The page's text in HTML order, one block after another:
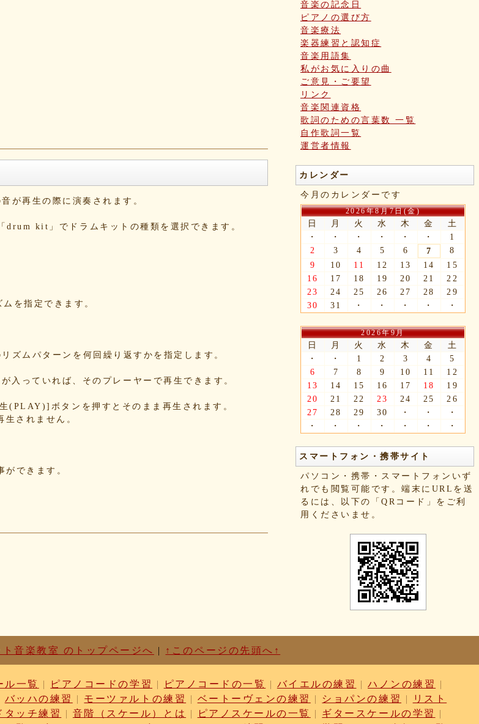
が再生の際に演奏されます。
kit」でドラムキットの種類を選択できます。
を指定できます。
ムパターンを何回繰り返すかを指定します。
っていれば、そのプレーヤーで再生できます。
ボタンを押すとそのまま再生されます。
されません。
できます。
音楽の記念日
ピアノの選び方
音楽療法
楽器練習と認知症
音楽用語集
私がお気に入りの曲
ご意見・ご要望
リンク
音楽関連資格
歌詞のための言葉数 一覧
自作歌詞一覧
運営者情報
カレンダー
今月のカレンダーです
2026年8月7日(金)
日 月 火 水 木 金
土
・
・ ・ ・ ・ ・
1
2
3 4 5 6 7
8
9
10 11 12 13 14
15
16
17 18 19 20 21
22
23
24 25 26 27 28
29
30
31 ・ ・ ・ ・ ・
2026年9月
日 月 火 水 木 金
土
・
・ 1 2 3 4
5
6
7 8 9 10 11
12
13
14 15 16 17 18
19
20
21 22 23 24 25
26
27
28 29 30 ・ ・
・
・
・ ・ ・ ・ ・ ・
スマートフォン・携帯サイト
パソコン・携帯・スマートフォンいず
れでも閲覧可能です。端末にURLを送
るには、以下の「QRコード」をご利
用くださいませ。
ト音楽教室 のトップページへ | ↑このページの先頭へ↑
ル一覧 | ピアノコードの学習 | ピアノコードの一覧 | バイエルの練習 |ハノンの練習
|
バッハの練習 | モーツァルトの練習 | ベートーヴェンの練習 | ショパンの練習 |
リスト
タッチ練習 | 音階（スケール）とは | ピアノスケールの一覧 | ギタースケールの学習
|